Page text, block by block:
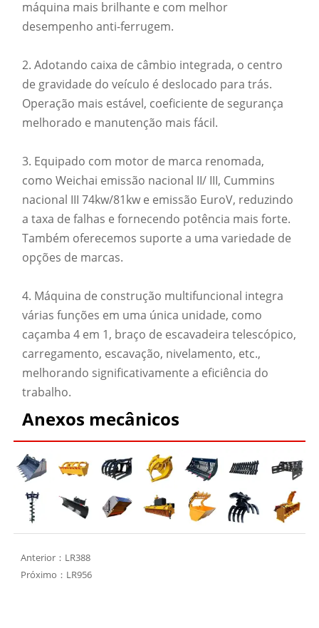
máquina mais brilhante e com melhor
desempenho anti-ferrugem.
2. Adotando caixa de câmbio integrada, o centro
de gravidade do veículo é deslocado para trás.
Operação mais estável, coeficiente de segurança
melhorado e manutenção mais fácil.
3. Equipado com motor de marca renomada,
como Weichai emissão nacional II/ III, Cummins
nacional III 74kw/81kw e emissão EuroV, reduzindo
a taxa de falhas e fornecendo potência mais forte.
Também oferecemos suporte a uma variedade de
opções de marcas.
4. Máquina de construção multifuncional integra
várias funções em uma única unidade, como
caçamba 4 em 1, braço de escavadeira telescópico,
carregamento, escavação, nivelamento, etc.,
melhorando significativamente a eficiência do
trabalho.
Anexos mecânicos
Anterior： LR388
Próximo： LR956